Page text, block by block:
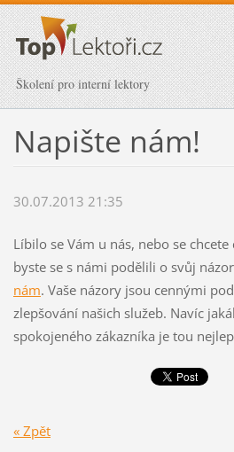
Školení pro interní lektory
Napište nám!
30.07.2013 21:35
Líbilo se Vám u nás, nebo se chcete
byste se s námi podělili o svůj
nám. Vaše názory jsou cennými
zlepšování našich služeb. Navíc
spokojeného zákazníka je tou
« Zpět